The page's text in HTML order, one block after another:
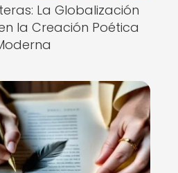
La Globalización
la Creación Poética